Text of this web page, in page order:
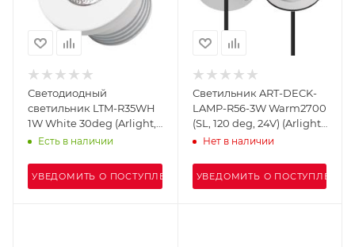
Светодиодный
светильник LTM-R35WH
1W White 30deg (Arlight,
IP40 Металл, 3 года)
Есть в наличии
УВЕДОМИТЬ О ПОСТУПЛЕНИИ
Светильник ART-DECK-
LAMP-R56-3W Warm2700
(SL, 120 deg, 24V) (Arlight,
IP67 Металл, 3 года)
Нет в наличии
УВЕДОМИТЬ О ПОСТУПЛЕНИИ